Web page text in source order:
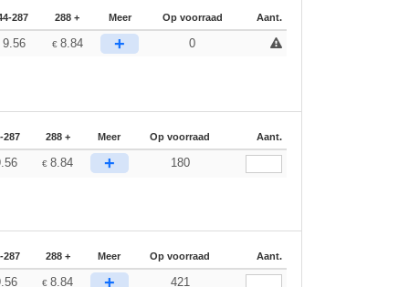
287 288 + Meer Op voorraad Aant.
9.56 € 8.84 + 0
287 288 + Meer Op voorraad Aant.
€8.84 + 180
287 288 + Meer Op voorraad Aant.
€8.84 + 421